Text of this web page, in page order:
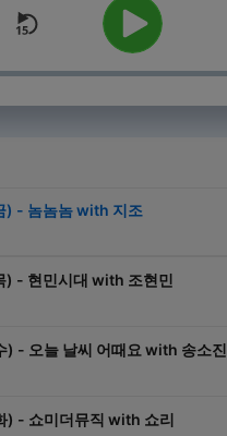
) - 놈놈놈 with 지조
) - 현민시대 with 조현민
) - 오늘 날씨 어때요 with 송소진
) - 쇼미더뮤직 with 쇼리